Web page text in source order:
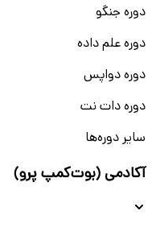
دوره جنگو
دوره علم داده
دوره دواپس
دوره دات نت
سایر دوره‌ها
آکادمی (بوت‌کمپ پرو)